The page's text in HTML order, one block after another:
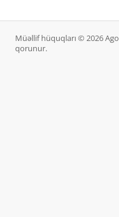
Müəllif hüquqları © 2026
qorunur.